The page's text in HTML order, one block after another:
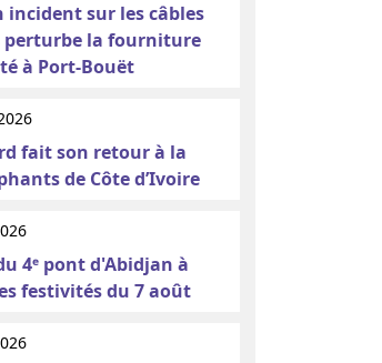
incident sur les câbles
la fourniture
à Port-Bouët
fait son retour à la
de Côte d’Ivoire
4ᵉ pont d'Abidjan à
festivités du 7 août